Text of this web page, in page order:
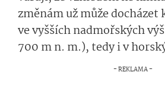
změnám už může
ve vyšších nadmořských
700 m n. m.), tedy i v